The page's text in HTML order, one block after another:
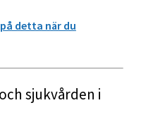
detta när du
sjukvården i